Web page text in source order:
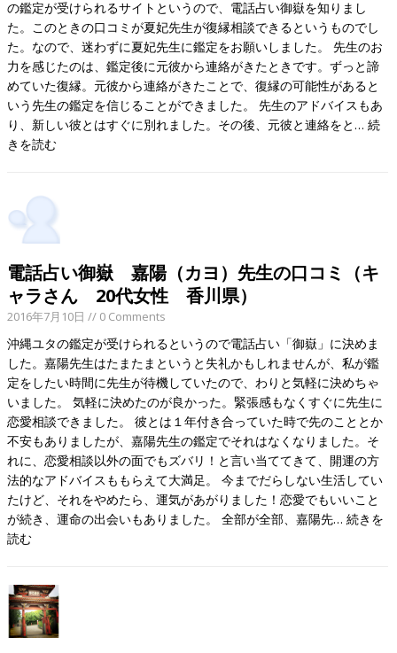
の鑑定が受けられるサイトというので、電話占い御嶽を知りまし
た。このときの口コミが夏妃先生が復縁相談できるというものでし
た。なので、迷わずに夏妃先生に鑑定をお願いしました。 先生のお
力を感じたのは、鑑定後に元彼から連絡がきたときです。ずっと諦
めていた復縁。元彼から連絡がきたことで、復縁の可能性があると
いう先生の鑑定を信じることができました。 先生のアドバイスもあ
り、新しい彼とはすぐに別れました。その後、元彼と連絡をと…続
きを読む
電話占い御嶽 嘉陽（カヨ）先生の口コミ（キ
ャラさん 20代女性 香川県）
2016年7月10日 // 0 Comments
沖縄ユタの鑑定が受けられるというので電話占い「御嶽」に決めま
した。嘉陽先生はたまたまというと失礼かもしれませんが、私が鑑
定をしたい時間に先生が待機していたので、わりと気軽に決めちゃ
いました。 気軽に決めたのが良かった。緊張感もなくすぐに先生に
恋愛相談できました。 彼とは１年付き合っていた時で先のこととか
不安もありましたが、嘉陽先生の鑑定でそれはなくなりました。そ
れに、恋愛相談以外の面でもズバリ！と言い当ててきて、開運の方
法的なアドバイスももらえて大満足。 今までだらしない生活してい
たけど、それをやめたら、運気があがりました！恋愛でもいいこと
が続き、運命の出会いもありました。 全部が全部、嘉陽先…続きを
読む